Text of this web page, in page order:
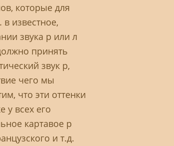
которые для
известное,
звука р или л
принять
звук р,
чего мы
что эти оттенки
у всех его
картавое р
и т.д.